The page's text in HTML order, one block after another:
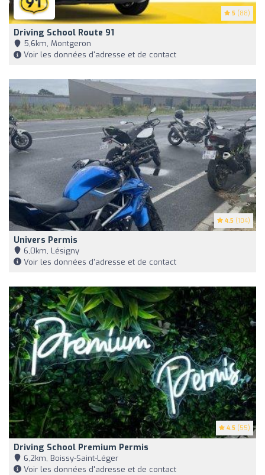
5 (88)
Driving School Route 91
5,6km, Montgeron
Voir les données d'adresse et de contact
4.5 (104)
Univers Permis
6,0km, Lésigny
Voir les données d'adresse et de contact
4.5 (55)
Driving School Premium Permis
6,2km, Boissy-Saint-Léger
Voir les données d'adresse et de contact